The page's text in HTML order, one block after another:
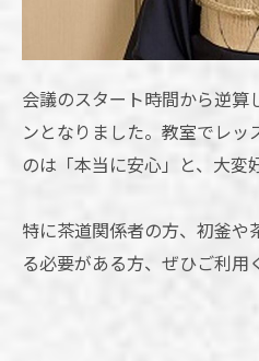
会議のスタート時間から逆算
ンとなりました。教室でレッ
のは「本当に安心」と、大変
特に茶道関係者の方、初釜や
る必要がある方、ぜひご利用